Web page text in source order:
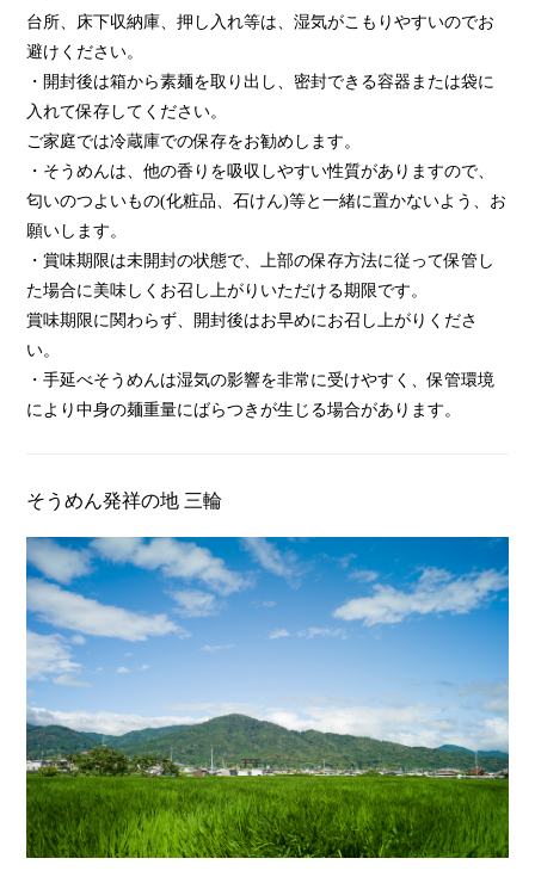
台所、床下収納庫、押し入れ等は、湿気がこもりやすいのでお
避けください。
・開封後は箱から素麺を取り出し、密封できる容器または袋に
入れて保存してください。
ご家庭では冷蔵庫での保存をお勧めします。
・そうめんは、他の香りを吸収しやすい性質がありますので、
匂いのつよいもの(化粧品、石けん)等と一緒に置かないよう、お
願いします。
・賞味期限は未開封の状態で、上部の保存方法に従って保管し
た場合に美味しくお召し上がりいただける期限です。
賞味期限に関わらず、開封後はお早めにお召し上がりくださ
い。
・手延べそうめんは湿気の影響を非常に受けやすく、保管環境
により中身の麺重量にばらつきが生じる場合があります。
そうめん発祥の地 三輪